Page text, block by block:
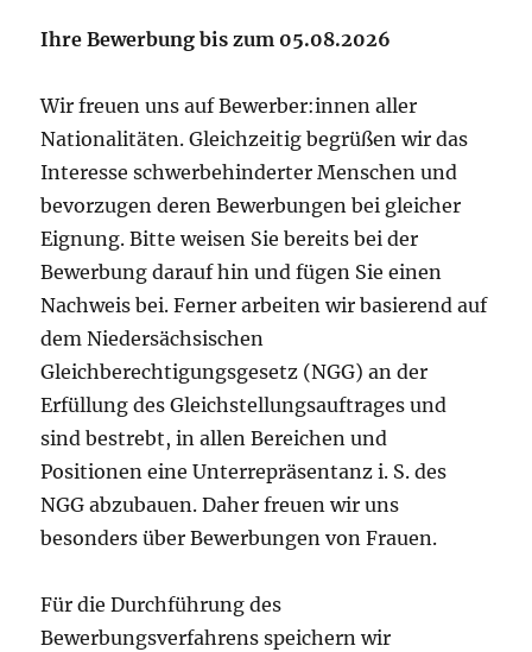
Ihre Bewerbung bis zum 05.08.2026
Wir freuen uns auf Bewerber:innen aller
Nationalitäten. Gleichzeitig begrüßen wir das
Interesse schwerbehinderter Menschen und
bevorzugen deren Bewerbungen bei gleicher
Eignung. Bitte weisen Sie bereits bei der
Bewerbung darauf hin und fügen Sie einen
Nachweis bei. Ferner arbeiten wir basierend auf
dem Niedersächsischen
Gleichberechtigungsgesetz (NGG) an der
Erfüllung des Gleichstellungsauftrages und
sind bestrebt, in allen Bereichen und
Positionen eine Unterrepräsentanz i. S. des
NGG abzubauen. Daher freuen wir uns
besonders über Bewerbungen von Frauen.
Für die Durchführung des
Bewerbungsverfahrens speichern wir